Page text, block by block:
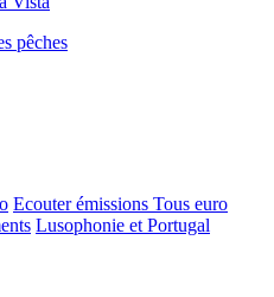
Ecouter émissions Tous euro
Lusophonie et Portugal